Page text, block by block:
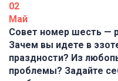
02
Май
Совет номер шесть —
Зачем вы идете в
праздности? Из
проблемы? Задайте